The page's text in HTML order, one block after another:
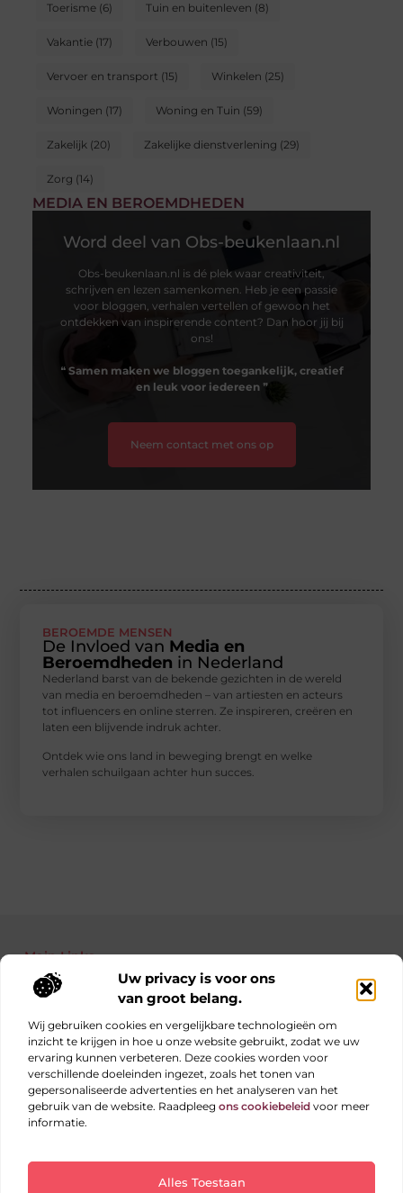
Uw privacy is voor ons
van groot belang.
Wij gebruiken cookies en vergelijkbare technologieën om
inzicht te krijgen in hoe u onze website gebruikt, zodat we uw
ervaring kunnen verbeteren. Deze cookies worden voor
verschillende doeleinden ingezet, zoals het tonen van
gepersonaliseerde advertenties en het analyseren van het
gebruik van de website. Raadpleeg ons cookiebeleid voor meer
informatie.
Alles Toestaan
Toerisme(6) Tuin en buitenleven (8)
Vakantie(17) Verbouwen (15)
Vervoer en transport (15) Winkelen (25)
Woningen (17) Woning en Tuin (59)
Zakelijk(20) Zakelijke dienstverlening (29)
Zorg (14)
MEDIA EN BEROEMDHEDEN
Word deel van Obs-beukenlaan.nl
Obs-beukenlaan.nl is dé plek waar creativiteit,
schrijven en lezen samenkomen. Heb je een passie
voor bloggen, verhalen vertellen of gewoon het
ontdekken van inspirerende content? Dan hoor jij bij
ons!
❝ Samen maken we bloggen toegankelijk, creatief
en leuk voor iedereen❞
Neem contact met ons op
BEROEMDE MENSEN
De Invloed van Media en
Beroemdheden in Nederland
Nederland barst van de bekende gezichten in de wereld
van media en beroemdheden – van artiesten en acteurs
tot influencers en online sterren. Ze inspireren, creëren en
laten een blijvende indruk achter.
Ontdek wie ons land in beweging brengt en welke
verhalen schuilgaan achter hun succes.
Main Links
Bekende Nederlanders
Elke dag iets nieuws op obs-beukenlaan.nl
Blogs vol inspiratie, inzichten en tips voor jouw dagelijks
leven.